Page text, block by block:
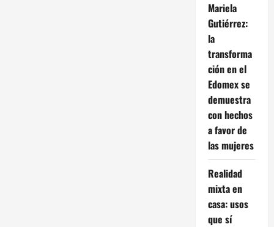
Mariela
Gutiérrez:
la
transforma
ción en el
Edomex se
demuestra
con hechos
a favor de
las mujeres
Realidad
mixta en
casa: usos
que sí